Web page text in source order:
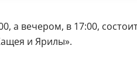
а вечером, в 17:00,
и Ярилы».